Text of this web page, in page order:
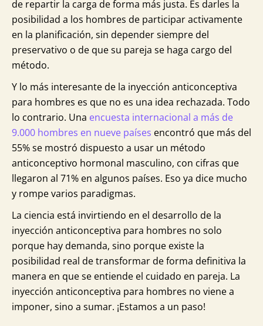
de repartir la carga de forma más justa. Es darles la
posibilidad a los hombres de participar activamente
en la planificación, sin depender siempre del
preservativo o de que su pareja se haga cargo del
método.
Y lo más interesante de la inyección anticonceptiva
para hombres es que no es una idea rechazada. Todo
lo contrario. Una encuesta internacional a más de
9.000 hombres en nueve países encontró que más del
55% se mostró dispuesto a usar un método
anticonceptivo hormonal masculino, con cifras que
llegaron al 71% en algunos países. Eso ya dice mucho
y rompe varios paradigmas.
La ciencia está invirtiendo en el desarrollo de la
inyección anticonceptiva para hombres no solo
porque hay demanda, sino porque existe la
posibilidad real de transformar de forma definitiva la
manera en que se entiende el cuidado en pareja. La
inyección anticonceptiva para hombres no viene a
imponer, sino a sumar. ¡Estamos a un paso!